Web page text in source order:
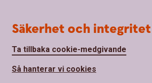
Säkerhet och integritet
Ta tillbaka cookie-medgivande
Så hanterar vi cookies